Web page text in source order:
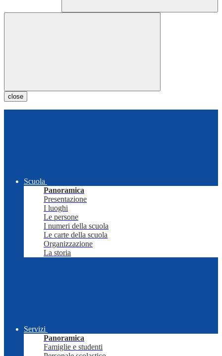
close
Scuola
Panoramica
Presentazione
I luoghi
Le persone
I numeri della scuola
Le carte della scuola
Organizzazione
La storia
Servizi
Panoramica
Famiglie e studenti